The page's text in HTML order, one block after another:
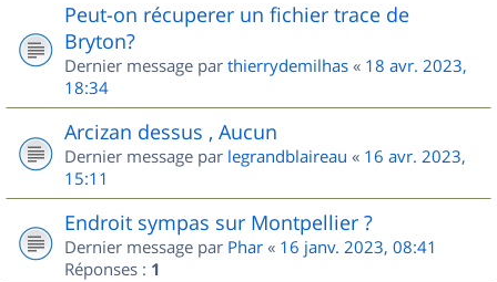
Peut-on récuperer un fichier trace de
Bryton?
Dernier message par thierrydemilhas « 18 avr. 2023,
18:34
Arcizan dessus , Aucun
Dernier message par legrandblaireau « 16 avr. 2023,
15:11
Endroit sympas sur Montpellier ?
Dernier message par Phar « 16 janv. 2023, 08:41
Réponses : 1